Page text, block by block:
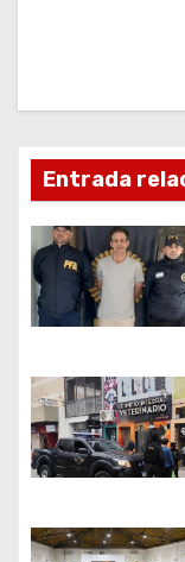
n
d
e
e
n
t
r
a
Entrada